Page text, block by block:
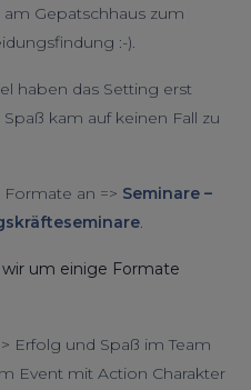
Gepatschhaus zum
:-).
haben das Setting erst
kam auf keinen Fall zu
an => Seminare –
.
um einige Formate
Erfolg und Spaß im Team
Event mit Action Charakter